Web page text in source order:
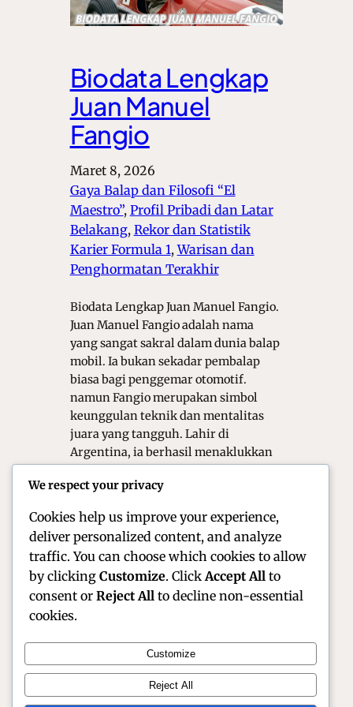
Biodata Lengkap
Juan Manuel
Fangio
Maret 8, 2026
Gaya Balap dan Filosofi “El
Maestro”, Profil Pribadi dan Latar
Belakang, Rekor dan Statistik
Karier Formula 1, Warisan dan
Penghormatan Terakhir
Biodata Lengkap Juan Manuel Fangio.
Juan Manuel Fangio adalah nama
yang sangat sakral dalam dunia balap
mobil. Ia bukan sekadar pembalap
biasa bagi penggemar otomotif.
namun Fangio merupakan simbol
keunggulan teknik dan mentalitas
juara yang tangguh. Lahir di
Argentina, ia berhasil menaklukkan
dunia. Hingga kini, prestasinya tetap
Official Site of Christian Montanari | Racer &
Motorsport Profile
We respect your privacy
Cookies help us improve your experience,
deliver personalized content, and analyze
traffic. You can choose which cookies to allow
by clicking Customize. Click Accept All to
consent or Reject All to decline non-essential
cookies.
Customize
Reject All